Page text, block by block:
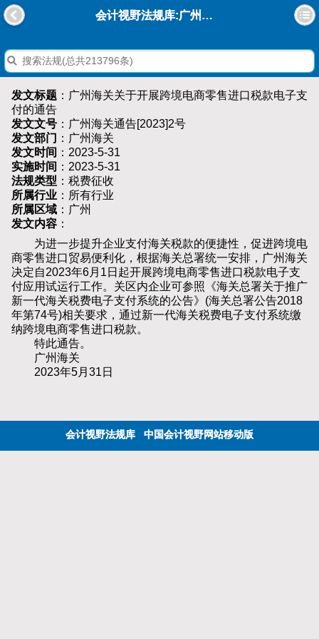
会计视野法规库:广州海关关于开展跨境电商零售进口税款电子支付的通告
发文标题 ：广州海关关于开展跨境电商零售进口税款电子支
付的通告
发文文号 ：广州海关通告[2023]2号
发文部门 ：广州海关
发文时间 ：2023-5-31
实施时间 ：2023-5-31
法规类型 ：税费征收
所属行业 ：所有行业
所属区域 ：广州
发文内容 ：
为进一步提升企业支付海关税款的便捷性，促进跨境电
商零售进口贸易便利化，根据海关总署统一安排，广州海关
决定自2023年6月1日起开展跨境电商零售进口税款电子支
付应用试运行工作。关区内企业可参照《海关总署关于推广
新一代海关税费电子支付系统的公告》(海关总署公告2018
年第74号)相关要求，通过新一代海关税费电子支付系统缴
纳跨境电商零售进口税款。
特此通告。
广州海关
2023年5月31日
会计视野法规库 中国会计视野网站移动版